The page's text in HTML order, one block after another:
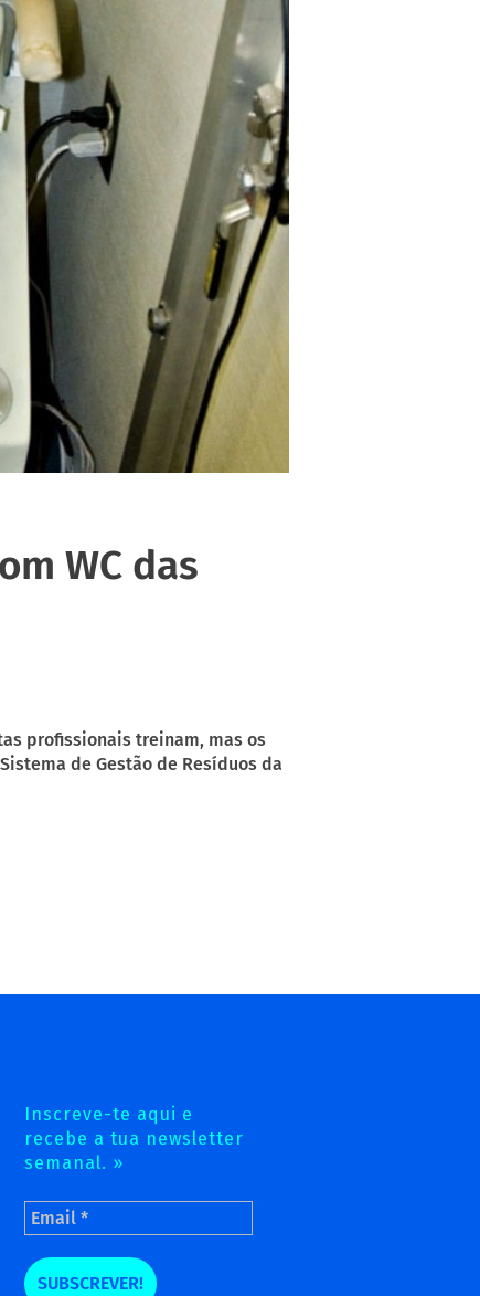
WC das
profissionais treinam, mas os
de Gestão de Resíduos da
Inscreve-te aqui e
recebe a tua newsletter
semanal. »